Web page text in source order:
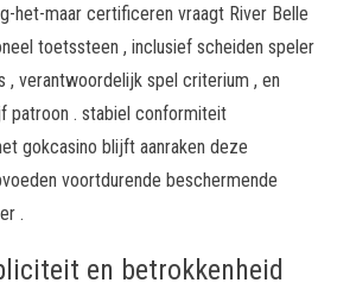
het-maar certificeren vraagt ​​River Belle
toetssteen , inclusief scheiden speler
, verantwoordelijk spel criterium , en
patroon . stabiel conformiteit
gokcasino blijft aanraken deze
voortdurende beschermende
.
en betrokkenheid